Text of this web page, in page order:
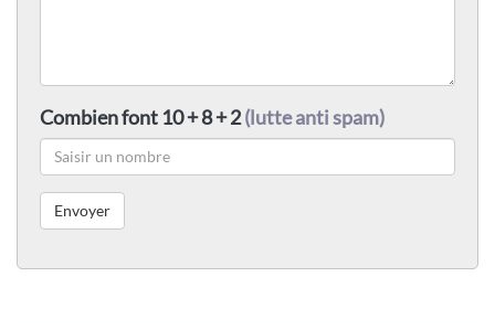
Combien font 10 + 8 + 2(lutte anti spam)